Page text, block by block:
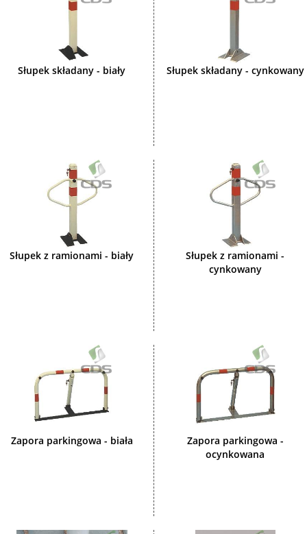
Słupek składany - biały Słupek składany - cynkowany
Słupek z ramionami - biały
Słupek z ramionami -
cynkowany
Zapora parkingowa - biała
Zapora parkingowa -
ocynkowana